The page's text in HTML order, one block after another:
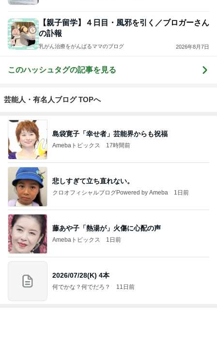
【親子留学】４日目・風邪を引く／ブロガーさん
の訃報
乳がん治療をがんばるママのブログ 2026年8月7日
このハッシュタグの記事を見る
芸能人・有名人ブログ TOPへ
島袋寛子「幸せ者」芸能界からも祝福
Amebaトピックス 17時間前
悲しすぎて立ち直れない。
クロオフィシャルブログPowered by Ameba 1日前
藤あや子「熱湯が」火傷に心配の声
Amebaトピックス 1日前
2026/07/28(K) 4本
何でかな？何でだろ？ 11日前